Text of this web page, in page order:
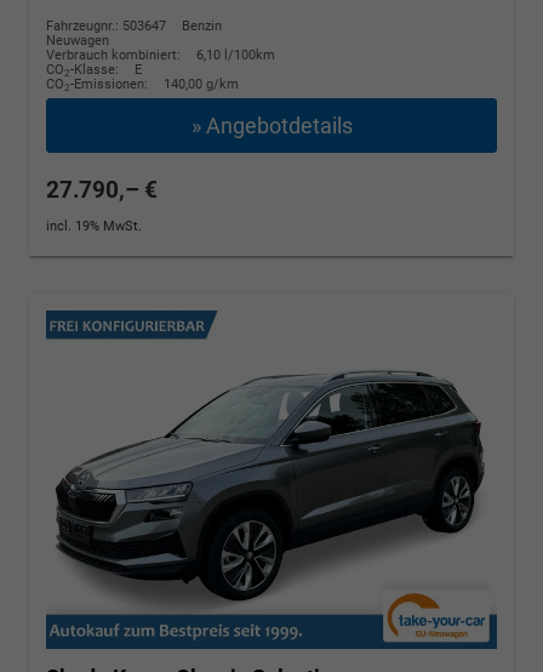
Fahrzeugnr.: 503647
Benzin
Neuwagen
Verbrauch kombiniert:
6,10 l/100km
CO2-Klasse:
E
CO2-Emissionen: 140,00 g/km
» Angebotdetails
27.790,– €
incl. 19% MwSt.